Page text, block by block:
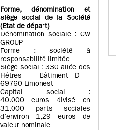
Forme, dénomination et
siège social de la Société
(Etatde départ)
Dénomination sociale : CW
GROUP
Forme : société à
responsabilité limitée
Siège social : 330 allée des
Hêtres – Bâtiment D –
69760 Limonest
Capital social :
40.000 euros divisé en
31.000 parts sociales
d’environ 1,29 euros de
valeur nominale